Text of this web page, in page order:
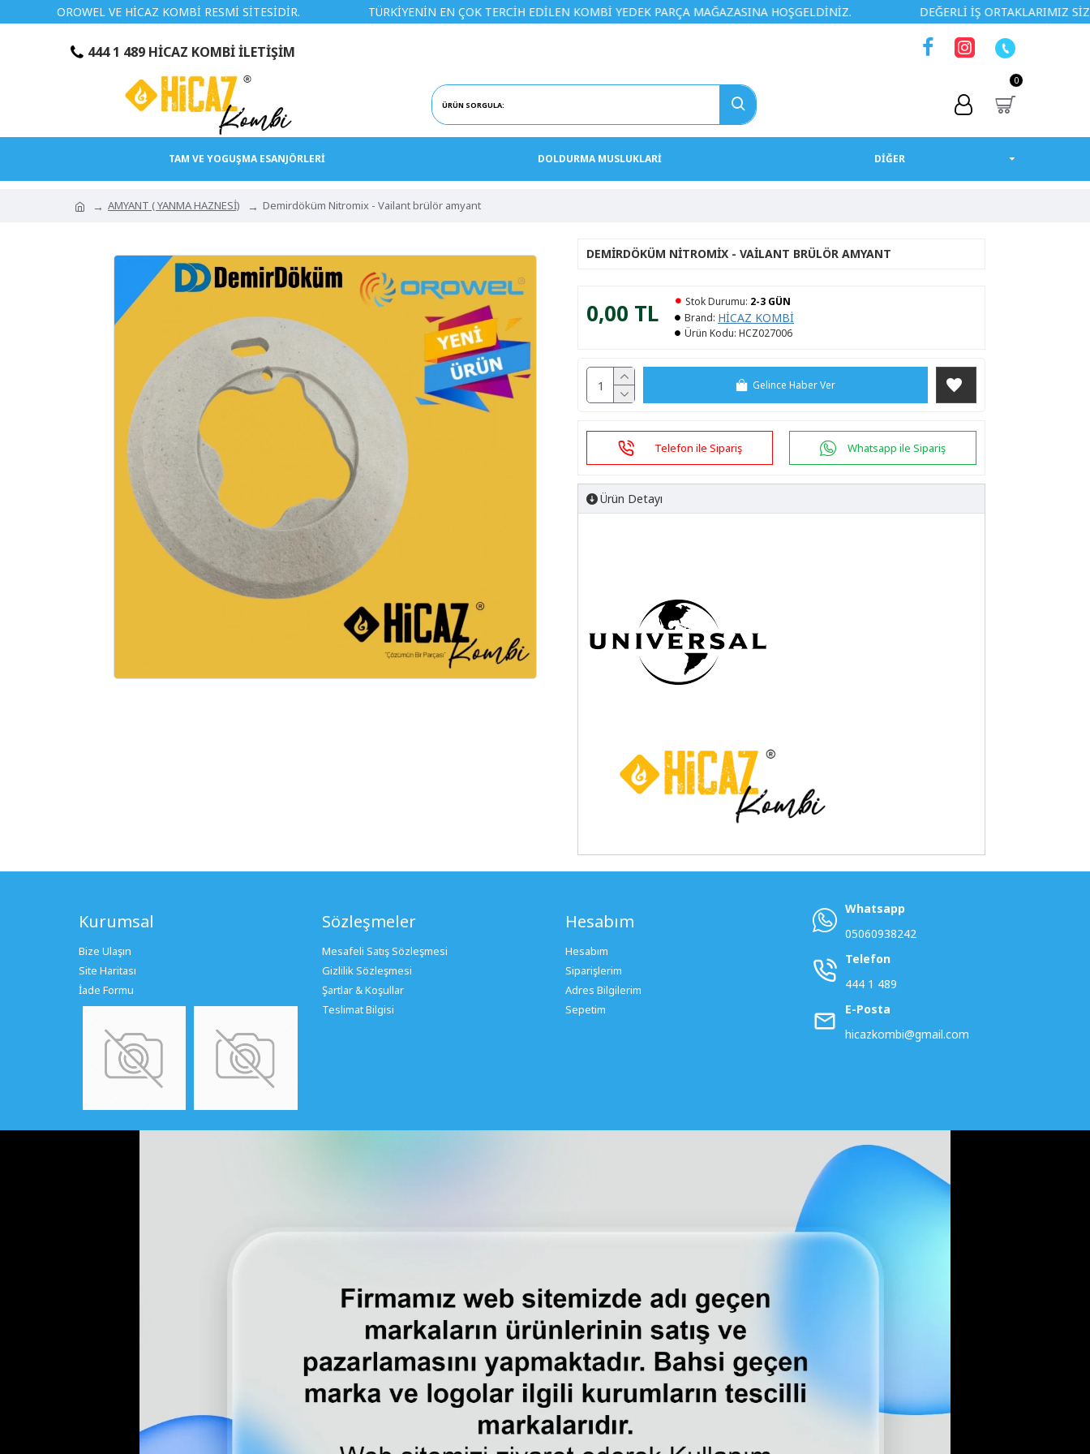
VE HİCAZ KOMBİ RESMİ SİTESİDİR. TÜRKİYENİN EN ÇOK TERCİH EDİLEN KOMBİ YEDEK PARÇA MAĞAZASINA HOŞGELDİNİZ. DEĞERLİ İŞ ORTAKLARIMIZ SİZLERE
444 1 489 HİCAZ KOMBİ İLETİŞİM
0
TAM VE YOGUŞMA ESANJÖRLERİ DOLDURMA MUSLUKLARİ DİĞER
AMYANT ( YANMA HAZNESİ) Demirdöküm Nitromix - Vailant brülör amyant
DEMIRDÖKÜM NITROMIX - VAILANT BRÜLÖR AMYANT
0,00 TL Stok Durumu: 2-3 GÜN
Brand: HİCAZ KOMBİ
Ürün Kodu: HCZ027006
Gelince Haber Ver
Telefon ile Sipariş Whatsapp ile Sipariş
Ürün Detayı
Kurumsal
Bize Ulaşın
Site Haritası
İade Formu
Sözleşmeler
Mesafeli Satış Sözleşmesi
Gizlilik Sözleşmesi
Şartlar & Koşullar
Teslimat Bilgisi
Hesabım
Hesabım
Siparişlerim
Adres Bilgilerim
Sepetim
Whatsapp
05060938242
Telefon
444 1 489
E-Posta
hicazkombi@gmail.com